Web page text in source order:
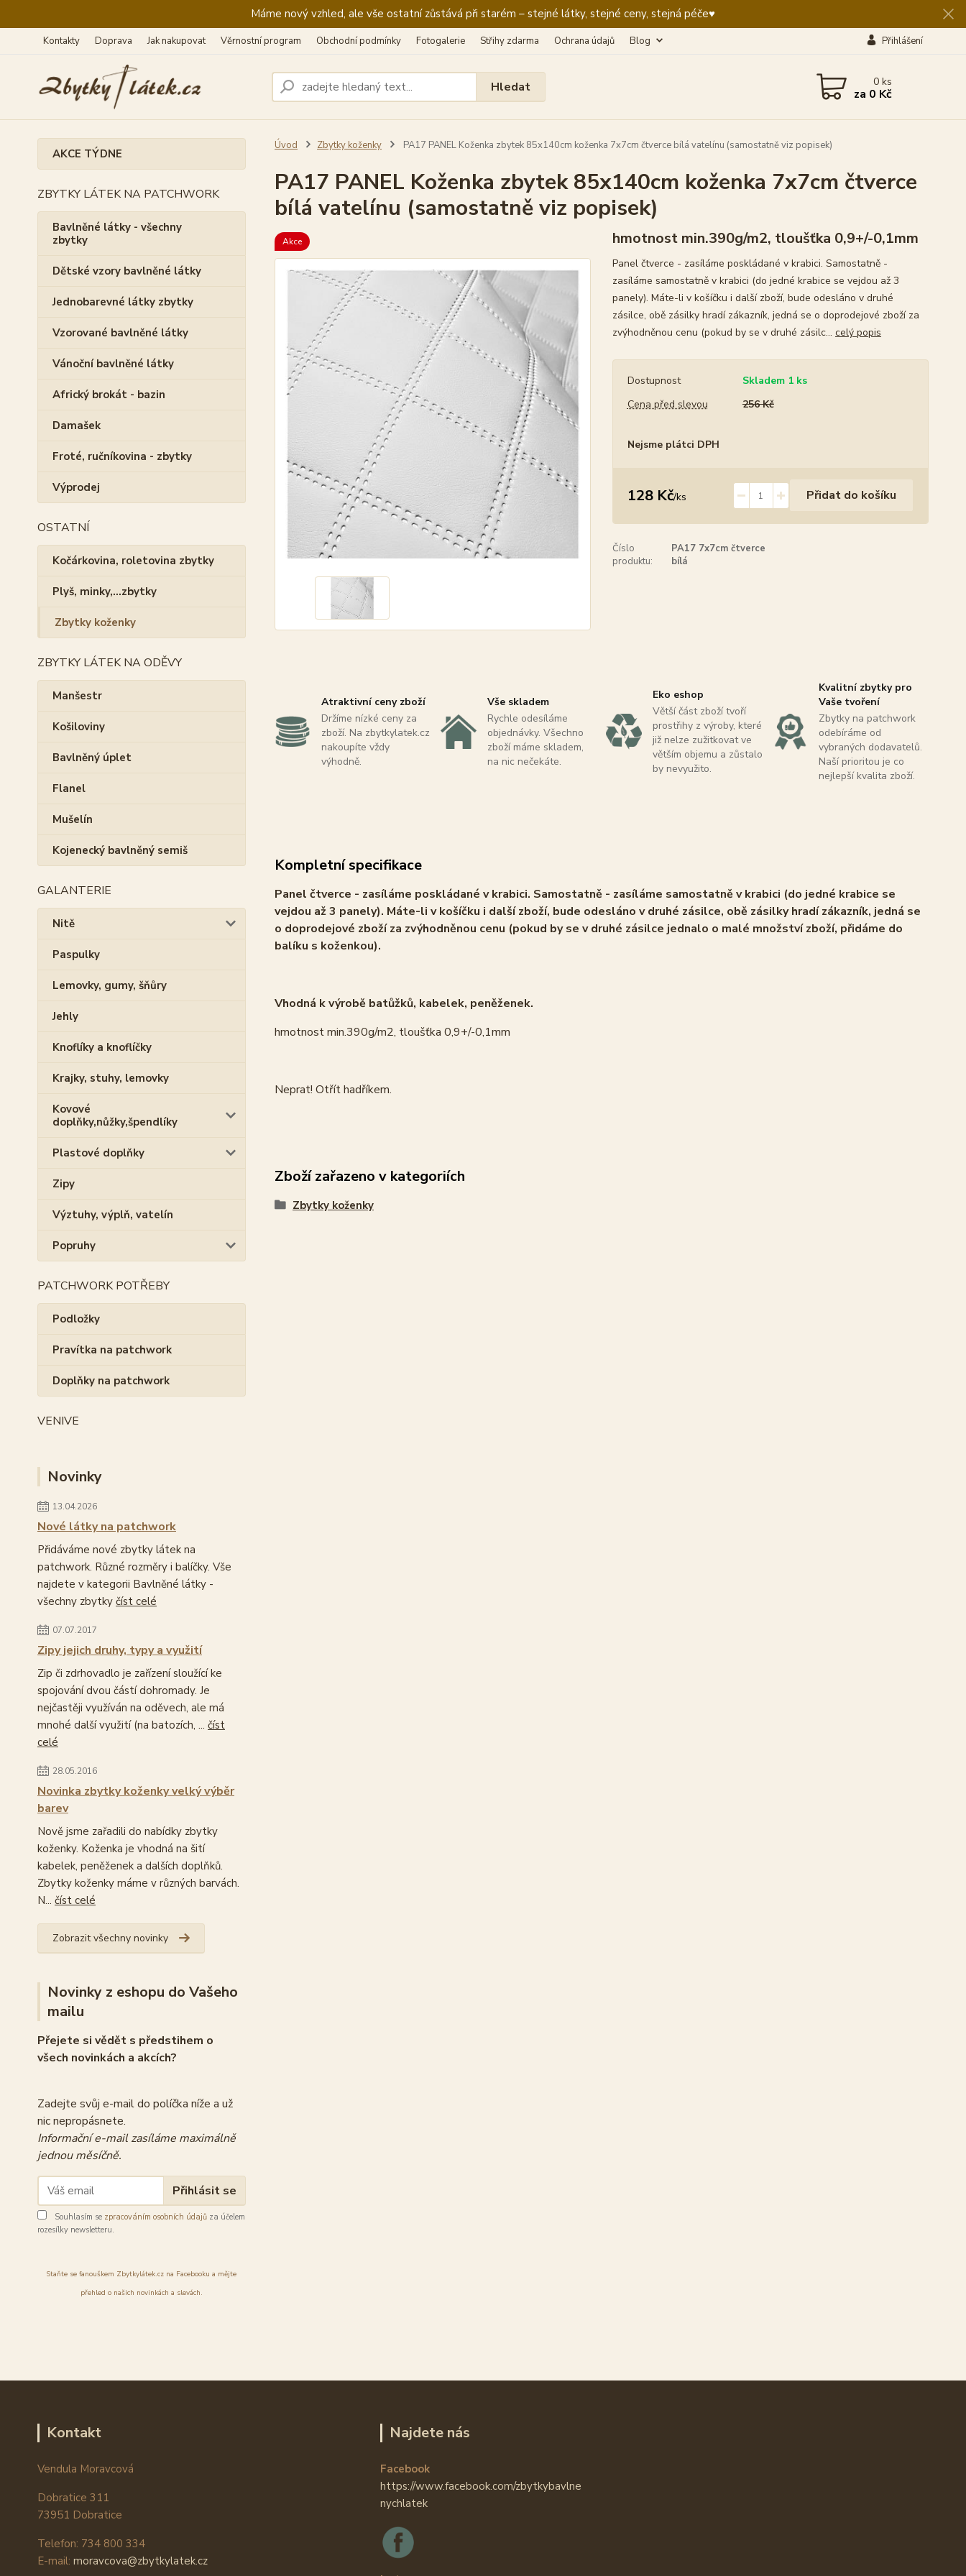
Máme nový vzhled, ale vše ostatní zůstává při starém – stejné látky, stejné ceny, stejná péče♥️
Kontakty Doprava Jak nakupovat Věrnostní program Obchodní podmínky Fotogalerie Střihy zdarma Ochrana údajů Blog Přihlášení
Hledat 0ks
za 0 Kč
AKCE TÝDNE
ZBYTKY LÁTEK NA PATCHWORK
Bavlněné látky - všechny
zbytky
Dětské vzory bavlněné látky
Jednobarevné látky zbytky
Vzorované bavlněné látky
Vánoční bavlněné látky
Africký brokát - bazin
Damašek
Froté, ručníkovina - zbytky
Výprodej
OSTATNÍ
Kočárkovina, roletovina zbytky
Plyš, minky,...zbytky
Zbytky koženky
ZBYTKY LÁTEK NA ODĚVY
Manšestr
Košiloviny
Bavlněný úplet
Flanel
Mušelín
Kojenecký bavlněný semiš
GALANTERIE
Nitě
Paspulky
Lemovky, gumy, šňůry
Jehly
Knoflíky a knoflíčky
Krajky, stuhy, lemovky
Kovové
doplňky,nůžky,špendlíky
Plastové doplňky
Zipy
Výztuhy, výplň, vatelín
Popruhy
PATCHWORK POTŘEBY
Podložky
Pravítka na patchwork
Doplňky na patchwork
VENIVE
Novinky
13.04.2026
Nové látky na patchwork
Přidáváme nové zbytky látek na
patchwork. Různé rozměry i balíčky. Vše
najdete v kategorii Bavlněné látky -
všechny zbytky číst celé
07.07.2017
Zipy jejich druhy, typy a využití
Zip či zdrhovadlo je zařízení sloužící ke
spojování dvou částí dohromady. Je
nejčastěji využíván na oděvech, ale má
mnohé další využití (na batozích, ... číst
celé
28.05.2016
Novinka zbytky koženky velký výběr
barev
Nově jsme zařadili do nabídky zbytky
koženky. Koženka je vhodná na šití
kabelek, peněženek a dalších doplňků.
Zbytky koženky máme v různých barvách.
N... číst celé
Zobrazit všechny novinky
Novinky z eshopu do Vašeho
mailu
Přejete si vědět s předstihem o
všech novinkách a akcích?
Zadejte svůj e-mail do políčka níže a už
nic nepropásnete.
Informační e-mail zasíláme maximálně
jednou měsíčně.
Přihlásit se
Souhlasím se zpracováním osobních údajů za účelem
rozesílky newsletteru.
Staňte se fanouškem Zbytkylátek.cz na Facebooku a mějte
přehled o našich novinkách a slevách.
Úvod Zbytky koženky PA17 PANEL Koženka zbytek 85x140cm koženka 7x7cm čtverce bílá vatelínu (samostatně viz popisek)
PA17 PANEL Koženka zbytek 85x140cm koženka 7x7cm čtverce
bílá vatelínu (samostatně viz popisek)
Akce hmotnost min.390g/m2, tloušťka 0,9+/-0,1mm
Panel čtverce - zasíláme poskládané v krabici. Samostatně -
zasíláme samostatně v krabici (do jedné krabice se vejdou až 3
panely). Máte-li v košíčku i další zboží, bude odesláno v druhé
zásilce, obě zásilky hradí zákazník, jedná se o doprodejové zboží za
zvýhodněnou cenu (pokud by se v druhé zásilc... celý popis
Dostupnost
Skladem 1 ks
Cena před slevou
256 Kč
Nejsme plátci DPH
128 Kč/ks Přidat do košíku
Číslo
produktu:
PA17 7x7cm čtverce
bílá
Atraktivní ceny zboží
Držíme nízké ceny za
zboží. Na zbytkylatek.cz
nakoupíte vždy
výhodně.
Vše skladem
Rychle odesíláme
objednávky. Všechno
zboží máme skladem,
na nic nečekáte.
Eko eshop
Větší část zboží tvoří
prostřihy z výroby, které
již nelze zužitkovat ve
větším objemu a zůstalo
by nevyužito.
Kvalitní zbytky pro
Vaše tvoření
Zbytky na patchwork
odebíráme od
vybraných dodavatelů.
Naší prioritou je co
nejlepší kvalita zboží.
Kompletní specifikace
Panel čtverce - zasíláme poskládané v krabici. Samostatně - zasíláme samostatně v krabici (do jedné krabice se
vejdou až 3 panely). Máte-li v košíčku i další zboží, bude odesláno v druhé zásilce, obě zásilky hradí zákazník, jedná se
o doprodejové zboží za zvýhodněnou cenu (pokud by se v druhé zásilce jednalo o malé množství zboží, přidáme do
balíku s koženkou).
Vhodná k výrobě batůžků, kabelek, peněženek.
hmotnost min.390g/m2, tloušťka 0,9+/-0,1mm
Neprat! Otřít hadříkem.
Zboží zařazeno v kategoriích
Zbytky koženky
Kontakt
Vendula Moravcová
Dobratice 311
73951 Dobratice
Telefon: 734 800 334
E-mail: moravcova@zbytkylatek.cz
Najdete nás
Facebook
https://www.facebook.com/zbytkybavlne
nychlatek